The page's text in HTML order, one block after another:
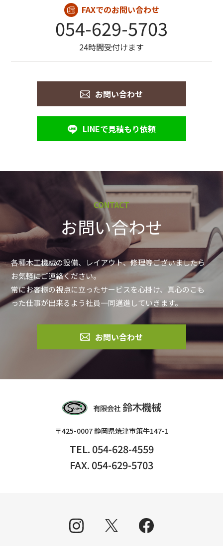
FAXでのお問い合わせ
054-629-5703
24時間受付けます
お問い合わせ
LINEで見積もり依頼
CONTACT
お問い合わせ
各種木工機械の設備、レイアウト、修理等ございましたら
お気軽にご連絡ください。
常にお客様の視点に立ったサービスを心掛け、真心のこも
った仕事が出来るよう社員一同邁進していきます。
お問い合わせ
〒425-0007 静岡県焼津市策牛147-1
TEL. 054-628-4559
FAX. 054-629-5703